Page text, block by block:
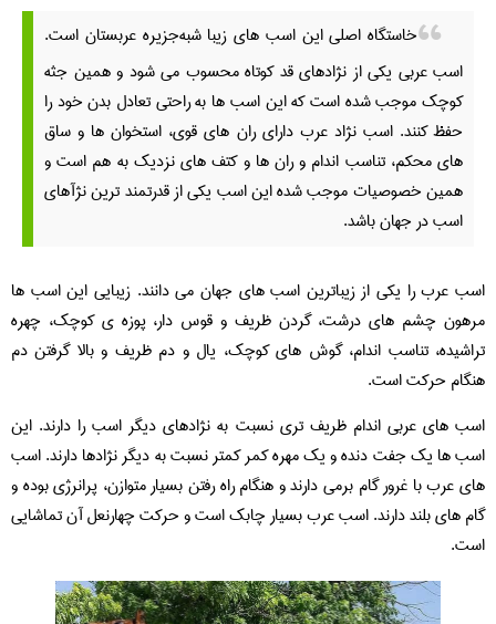
خاستگاه اصلی این اسب های زیبا شبه‌جزیره عربستان است.
اسب عربی یکی از نژادهای قد کوتاه محسوب می شود و همین جثه
کوچک موجب شده است که این اسب ها به راحتی تعادل بدن خود را
حفظ کنند. اسب نژاد عرب دارای ران های قوی، استخوان ها و ساق
های محکم، تناسب اندام و ران ها و کتف های نزدیک به هم است و
همین خصوصیات موجب شده این اسب یکی از قدرتمند ترین نژآهای
اسب در جهان باشد.
اسب عرب را یکی از زیباترین اسب های جهان می دانند. زیبایی این اسب ها
مرهون چشم های درشت، گردن ظریف و قوس دار، پوزه ی کوچک، چهره
تراشیده، تناسب اندام، گوش های کوچک، یال و دم ظریف و بالا گرفتن دم
هنگام حرکت است.
اسب های عربی اندام ظریف تری نسبت به نژادهای دیگر اسب را دارند. این
اسب ها یک جفت دنده و یک مهره کمر کمتر نسبت به دیگر نژادها دارند. اسب
های عرب با غرور گام برمی دارند و هنگام راه رفتن بسیار متوازن، پرانرژی بوده و
گام های بلند دارند. اسب عرب بسیار چابک است و حرکت چهارنعل آن تماشایی
است.